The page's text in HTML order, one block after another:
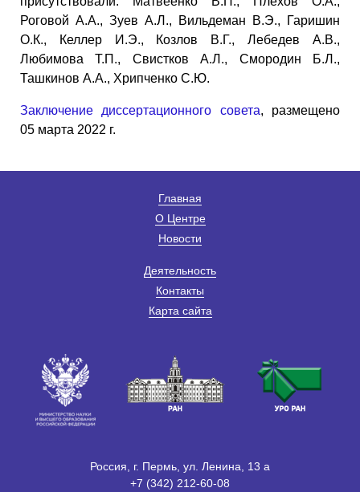
Роговой А.А., Зуев А.Л., Вильдеман В.Э., Гаришин
О.К., Келлер И.Э., Козлов В.Г., Лебедев А.В.,
Любимова Т.П., Свистков А.Л., Смородин Б.Л.,
Ташкинов А.А., Хрипченко С.Ю.
Заключение диссертационного совета, размещено
05 марта 2022 г.
Главная
О Центре
Новости
Деятельность
Контакты
Карта сайта
Россия, г. Пермь, ул. Ленина, 13 а
+7 (342) 212-60-08